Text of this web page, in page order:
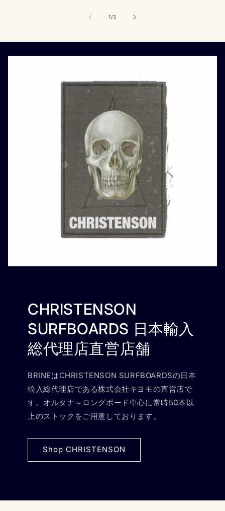
1/の
3
CHRISTENSON
SURFBOARDS 日本輸入
総代理店直営店舗
BRINEはCHRISTENSON SURFBOARDSの日本
輸入総代理店である株式会社キヨモの直営店で
す。オルタナ～ロングボード中心に常時50本以
上のストックをご用意しております。
Shop CHRISTENSON